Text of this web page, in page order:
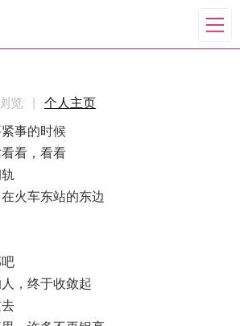
览 | 个人主页
事的时候
看，看看
火车东站的东边
，终于收敛起